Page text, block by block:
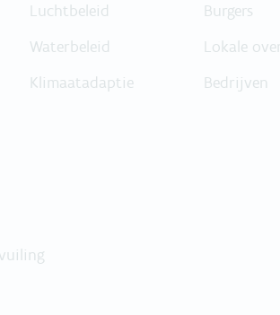
Luchtbeleid
Waterbeleid
Klimaatadaptie
Burgers
Lokale
Bedrijven